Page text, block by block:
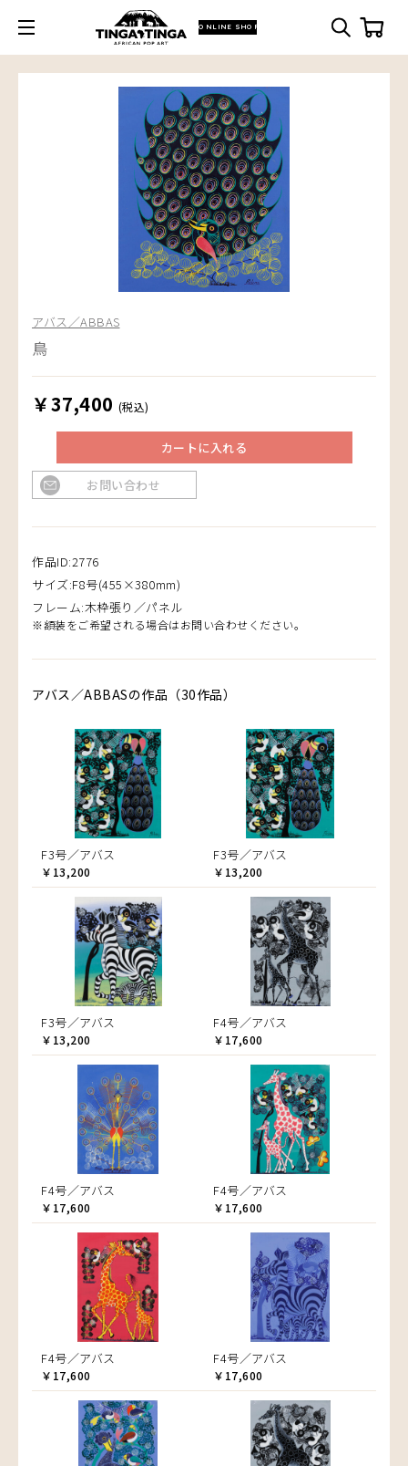
ONLINE SHOP
アバス／ABBAS
鳥
￥37,400 (税込)
カートに入れる
お問い合わせ
作品ID:2776
サイズ:F8号(455×380mm)
フレーム:木枠張り／パネル
※額装をご希望される場合はお問い合わせください。
アバス／ABBASの作品（30作品）
F3号／アバス
￥13,200
F3号／アバス
￥13,200
F3号／アバス
￥13,200
F4号／アバス
￥17,600
F4号／アバス
￥17,600
F4号／アバス
￥17,600
F4号／アバス
￥17,600
F4号／アバス
￥17,600